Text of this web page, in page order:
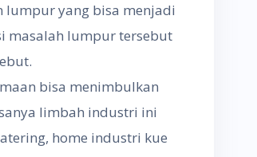
lumpur yang bisa menjadi
masalah lumpur tersebut
bisa menimbulkan
limbah industri ini
home industri kue